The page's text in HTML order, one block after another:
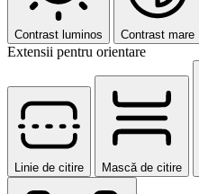
Contrast luminos Contrast mare
Extensii pentru orientare
Linie de citire Mască de citire